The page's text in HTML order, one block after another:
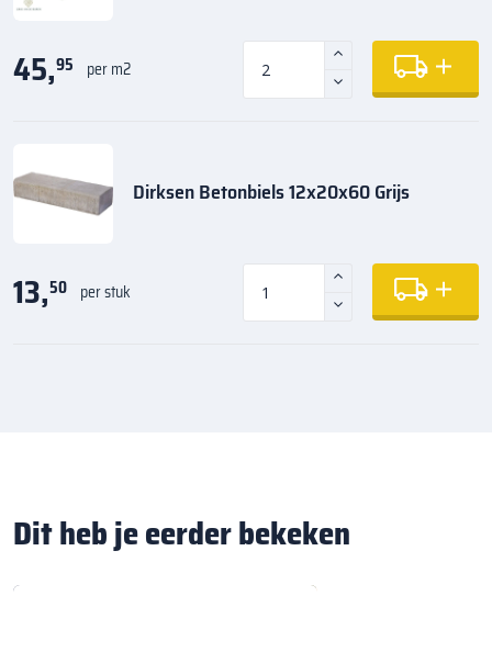
45,95 per m2
Dirksen Betonbiels 12x20x60 Grijs
13,50 per stuk
Dit heb je eerder bekeken